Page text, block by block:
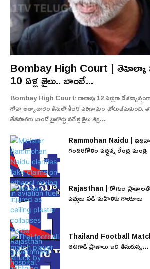
Bombay High Court |
10 ఏళ్ల జైలు.. బాంబే...
Bombay High Court: దాదాపు 12 ఏళ్లుగా
గోవా అత్యాచారం కేసులో కీలక పరిణామం చోటుచేసుకుంది.
తేజ్‌పాల్‌కు బాంబే హైకోర్టు పదేళ్ల జైలు శిక్ష...
Rammohan Naidu |
గందరగోళం వద్దన్న కేంద్ర మంత్రి
Rajasthan | రోగుల
పెచ్చులు పడి మహిళకు గాయాలు
Thailand Football
ఆటగాడి ప్రాణాలు బలి తీసుకున్న...